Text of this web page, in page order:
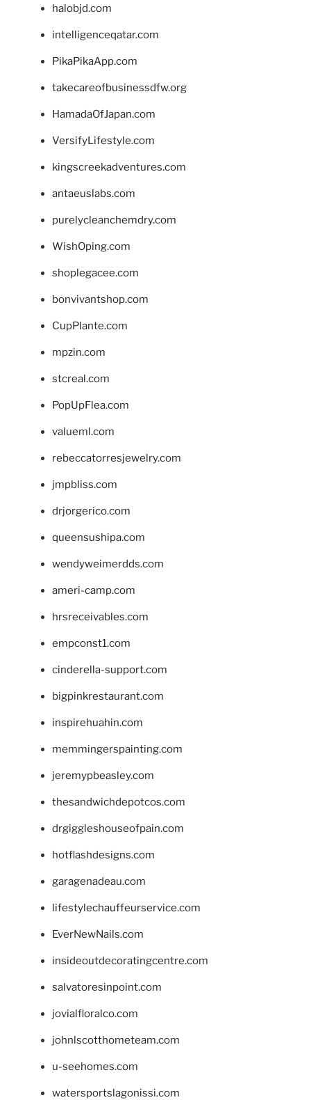
halobjd.com
intelligenceqatar.com
PikaPikaApp.com
takecareofbusinessdfw.org
HamadaOfJapan.com
VersifyLifestyle.com
kingscreekadventures.com
antaeuslabs.com
purelycleanchemdry.com
WishOping.com
shoplegacee.com
bonvivantshop.com
CupPlante.com
mpzin.com
stcreal.com
PopUpFlea.com
valueml.com
rebeccatorresjewelry.com
jmpbliss.com
drjorgerico.com
queensushipa.com
wendyweimerdds.com
ameri-camp.com
hrsreceivables.com
empconst1.com
cinderella-support.com
bigpinkrestaurant.com
inspirehuahin.com
memmingerspainting.com
jeremypbeasley.com
thesandwichdepotcos.com
drgiggleshouseofpain.com
hotflashdesigns.com
garagenadeau.com
lifestylechauffeurservice.com
EverNewNails.com
insideoutdecoratingcentre.com
salvatoresinpoint.com
jovialfloralco.com
johnlscotthometeam.com
u-seehomes.com
watersportslagonissi.com